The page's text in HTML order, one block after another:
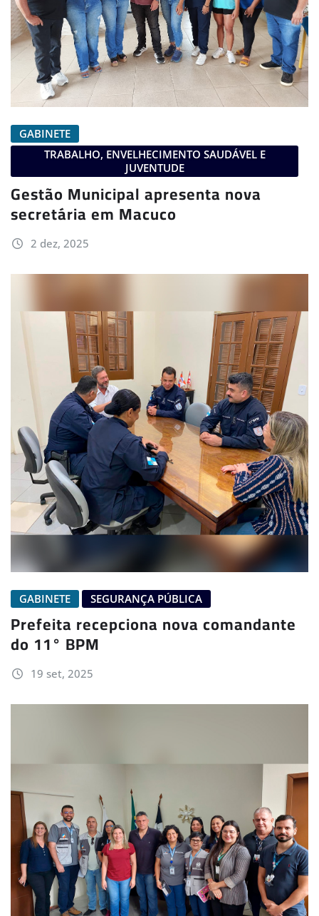
GABINETE
TRABALHO, ENVELHECIMENTO SAUDÁVEL E
JUVENTUDE
Gestão Municipal apresenta nova
secretária em Macuco
2 dez, 2025
GABINETE SEGURANÇA PÚBLICA
Prefeita recepciona nova comandante
do 11° BPM
19 set, 2025